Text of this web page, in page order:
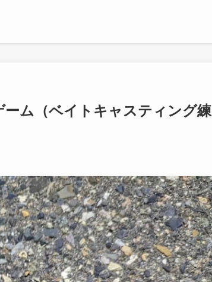
ム（ベイトキャスティング練